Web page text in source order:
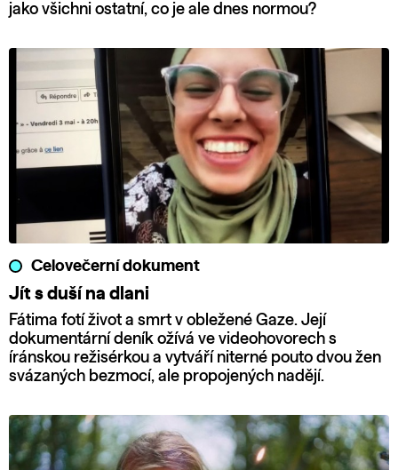
jako všichni ostatní, co je ale dnes normou?
Celovečerní dokument
Jít s duší na dlani
Fátima fotí život a smrt v obležené Gaze. Její
dokumentární deník ožívá ve videohovorech s
íránskou režisérkou a vytváří niterné pouto dvou žen
svázaných bezmocí, ale propojených nadějí.